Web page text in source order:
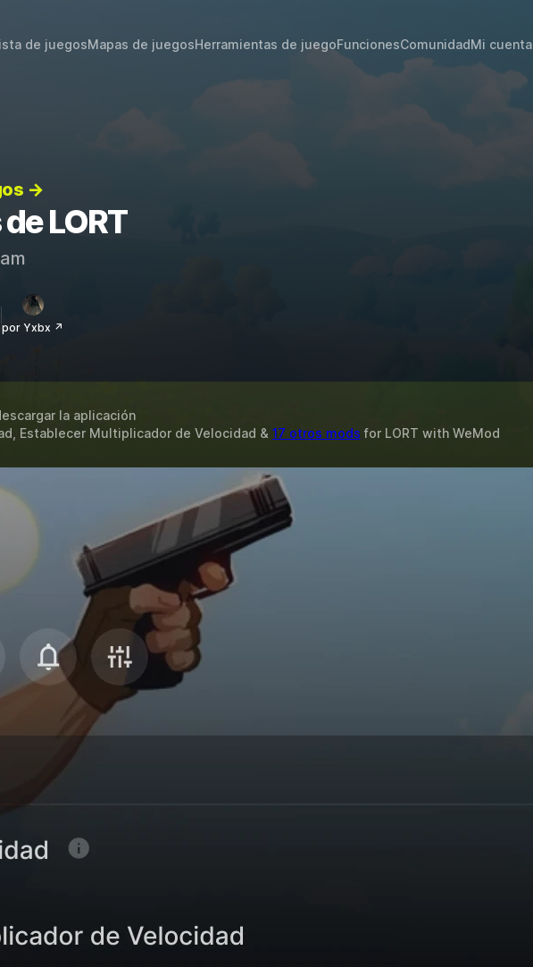
de juegosMapas de juegosHerramientas de juegoFuncionesComunidadMi cuenta
→
LORT
por Yxbx ↗
la aplicación
Establecer Multiplicador de Velocidad & 17 otros mods for LORT with WeMod